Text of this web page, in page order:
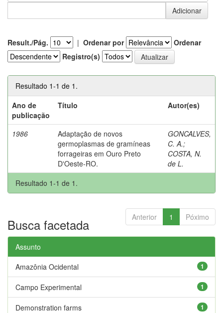
Result./Pág. | Ordenar por
Ordenar
Registro(s)
Resultado 1-1 de 1.
Ano de
publicação
Título Autor(es)
1986
Adaptação de novos
germoplasmas de gramíneas
forrageiras em Ouro Preto
D'Oeste-RO.
GONCALVES,
C. A.;
COSTA, N.
de L.
Resultado 1-1 de 1.
Anterior 1 Póximo
Busca facetada
Assunto
1
Amazônia Ocidental
1
Campo Experimental
1
Demonstration farms